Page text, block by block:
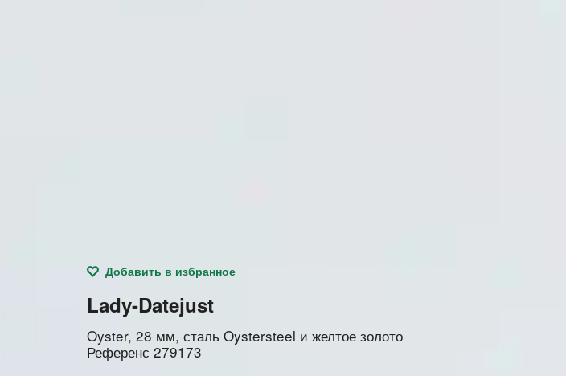
Добавить в избранное
Lady-Datejust
Oyster, 28 мм, сталь Oystersteel и желтое золото
Референс 279173